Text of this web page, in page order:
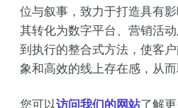
位与叙事，致力于打造具有
其转化为数字平台、营销活
到执行的整合式方法，使客
象和高效的线上存在感，从而
您可以访问我们的网站了解更